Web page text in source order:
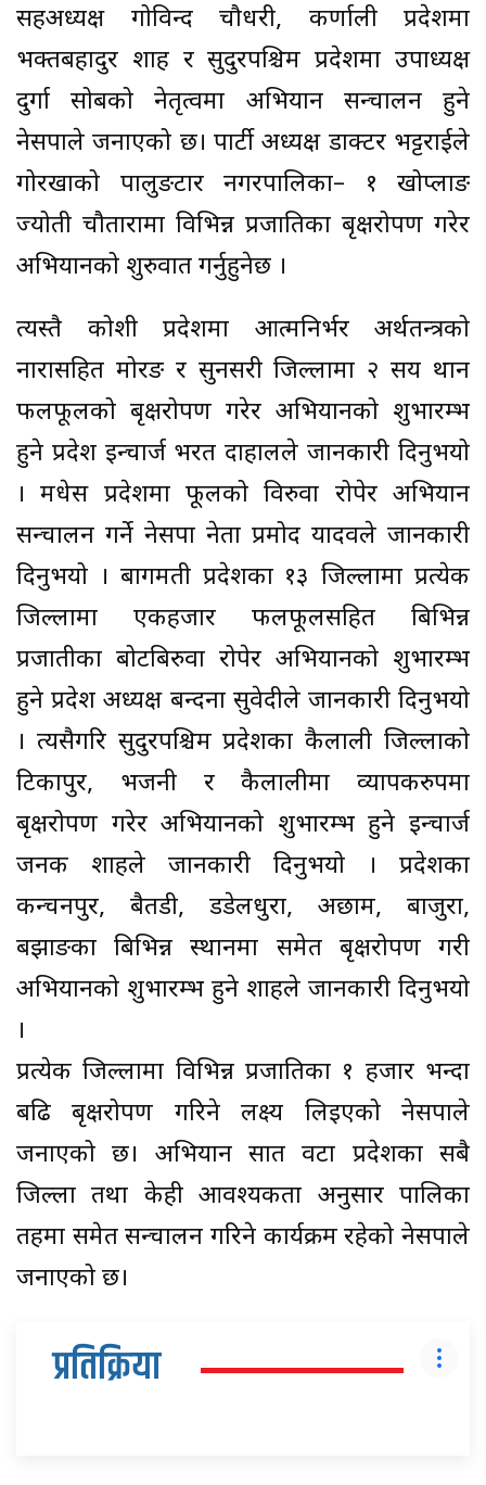
सहअध्यक्ष गोविन्द चौधरी, कर्णाली प्रदेशमा
भक्तबहादुर शाह र सुदुरपश्चिम प्रदेशमा उपाध्यक्ष
दुर्गा सोबको नेतृत्वमा अभियान सन्चालन हुने
नेसपाले जनाएको छ। पार्टी अध्यक्ष डाक्टर भट्टराईले
गोरखाको पालुङटार नगरपालिका– १ खोप्लाङ
ज्योती चौतारामा विभिन्न प्रजातिका बृक्षरोपण गरेर
अभियानको शुरुवात गर्नुहुनेछ ।
त्यस्तै कोशी प्रदेशमा आत्मनिर्भर अर्थतन्त्रको
नारासहित मोरङ र सुनसरी जिल्लामा २ सय थान
फलफूलको बृक्षरोपण गरेर अभियानको शुभारम्भ
हुने प्रदेश इन्चार्ज भरत दाहालले जानकारी दिनुभयो
। मधेस प्रदेशमा फूलको विरुवा रोपेर अभियान
सन्चालन गर्ने नेसपा नेता प्रमोद यादवले जानकारी
दिनुभयो । बागमती प्रदेशका १३ जिल्लामा प्रत्येक
जिल्लामा एकहजार फलफूलसहित बिभिन्न
प्रजातीका बोटबिरुवा रोपेर अभियानको शुभारम्भ
हुने प्रदेश अध्यक्ष बन्दना सुवेदीले जानकारी दिनुभयो
। त्यसैगरि सुदुरपश्चिम प्रदेशका कैलाली जिल्लाको
टिकापुर, भजनी र कैलालीमा व्यापकरुपमा
बृक्षरोपण गरेर अभियानको शुभारम्भ हुने इन्चार्ज
जनक शाहले जानकारी दिनुभयो । प्रदेशका
कन्चनपुर, बैतडी, डडेलधुरा, अछाम, बाजुरा,
बझाङका बिभिन्न स्थानमा समेत बृक्षरोपण गरी
अभियानको शुभारम्भ हुने शाहले जानकारी दिनुभयो
।
प्रत्येक जिल्लामा विभिन्न प्रजातिका १ हजार भन्दा
बढि बृक्षरोपण गरिने लक्ष्य लिइएको नेसपाले
जनाएको छ। अभियान सात वटा प्रदेशका सबै
जिल्ला तथा केही आवश्यकता अनुसार पालिका
तहमा समेत सन्चालन गरिने कार्यक्रम रहेको नेसपाले
जनाएको छ।
प्रतिक्रिया